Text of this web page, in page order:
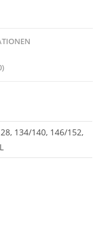
134/140, 146/152,